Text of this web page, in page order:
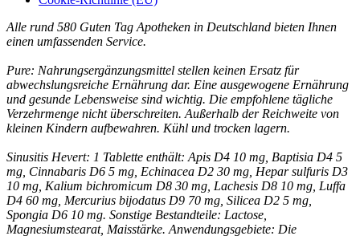
Alle rund 580 Guten Tag Apotheken in Deutschland bieten Ihnen
einen umfassenden Service.
Pure: Nahrungsergänzungsmittel stellen keinen Ersatz für
abwechslungsreiche Ernährung dar. Eine ausgewogene Ernährung
und gesunde Lebensweise sind wichtig. Die empfohlene tägliche
Verzehrmenge nicht überschreiten. Außerhalb der Reichweite von
kleinen Kindern aufbewahren. Kühl und trocken lagern.
Sinusitis Hevert: 1 Tablette enthält: Apis D4 10 mg, Baptisia D4 5
mg, Cinnabaris D6 5 mg, Echinacea D2 30 mg, Hepar sulfuris D3
10 mg, Kalium bichromicum D8 30 mg, Lachesis D8 10 mg, Luffa
D4 60 mg, Mercurius bijodatus D9 70 mg, Silicea D2 5 mg,
Spongia D6 10 mg. Sonstige Bestandteile: Lactose,
Magnesiumstearat, Maisstärke. Anwendungsgebiete: Die